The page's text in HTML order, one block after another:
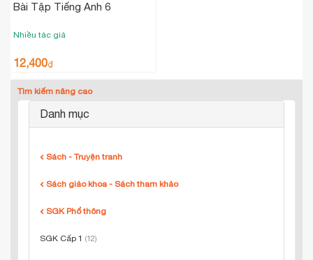
Bài Tập Tiếng Anh 6
Nhiều tác giả
12,400₫
Tìm kiếm nâng cao
Danh mục
Sách - Truyện tranh
Sách giáo khoa - Sách tham khảo
SGK Phổ thông
SGK Cấp 1 (12)